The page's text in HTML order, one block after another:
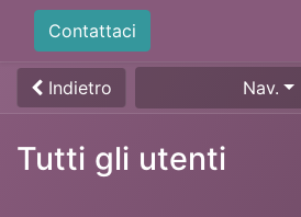
Contattaci
Indietro Nav.
Tutti gli utenti